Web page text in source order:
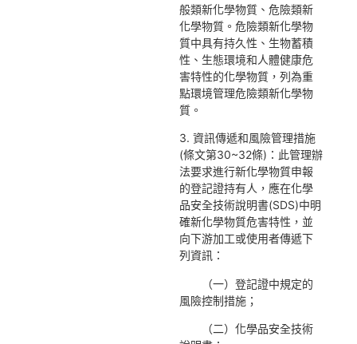
般類新化學物質、危險類新
化學物質。危險類新化學物
質中具有持久性、生物蓄積
性、生態環境和人體健康危
害特性的化學物質，列為重
點環境管理危險類新化學物
質。
3. 資訊傳遞和風險管理措施
(條文第30~32條)：此管理辦
法要求進行新化學物質申報
的登記證持有人，應在化學
品安全技術說明書(SDS)中明
確新化學物質危害特性，並
向下游加工或使用者傳遞下
列資訊：
（一）登記證中規定的
風險控制措施；
（二）化學品安全技術